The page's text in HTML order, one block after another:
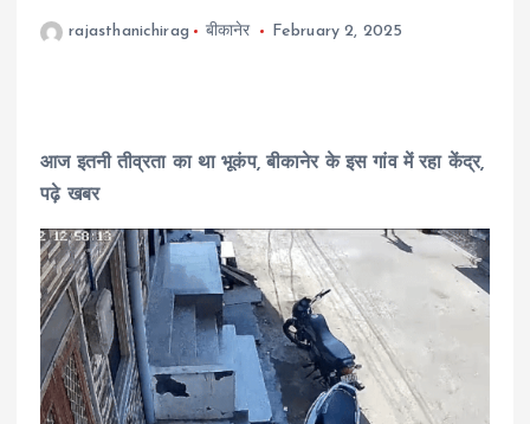
rajasthanichirag बीकानेर February 2, 2025
आज इतनी तीव्रता का था भूकंप, बीकानेर के इस गांव में रहा केंद्र,
पढ़े खबर